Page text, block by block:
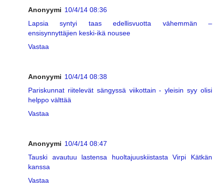
Anonyymi 10/4/14 08:36
Lapsia syntyi taas edellisvuotta vähemmän –
ensisynnyttäjien keski-ikä nousee
Vastaa
Anonyymi 10/4/14 08:38
Pariskunnat riitelevät sängyssä viikottain - yleisin syy olisi
helppo välttää
Vastaa
Anonyymi 10/4/14 08:47
Tauski avautuu lastensa huoltajuuskiistasta Virpi Kätkän
kanssa
Vastaa